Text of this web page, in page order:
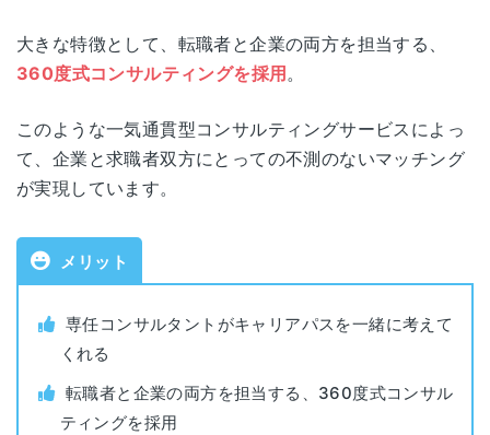
公式サイト https://jp.lhh.com/
運営会社 アデコ株式会社
職業紹介事業許可番号
対象年代
対象者 全業種・職種
利用料金 無料
東京
東京都千代田区外神田4-14-1
秋葉原UDX(南ウイング) 8F
名古屋
愛知県名古屋市中区栄3-18-1
ナディアパークビジネスセンタービル19F
大きな特徴として、転職者と企業の両方を担当する、
360度式コンサルティングを採用。
このような一気通貫型コンサルティングサービスによっ
て、企業と求職者双方にとっての不測のないマッチング
が実現しています。
メリット
専任コンサルタントがキャリアパスを一緒に考えて
くれる
転職者と企業の両方を担当する、360度式コンサル
ティングを採用